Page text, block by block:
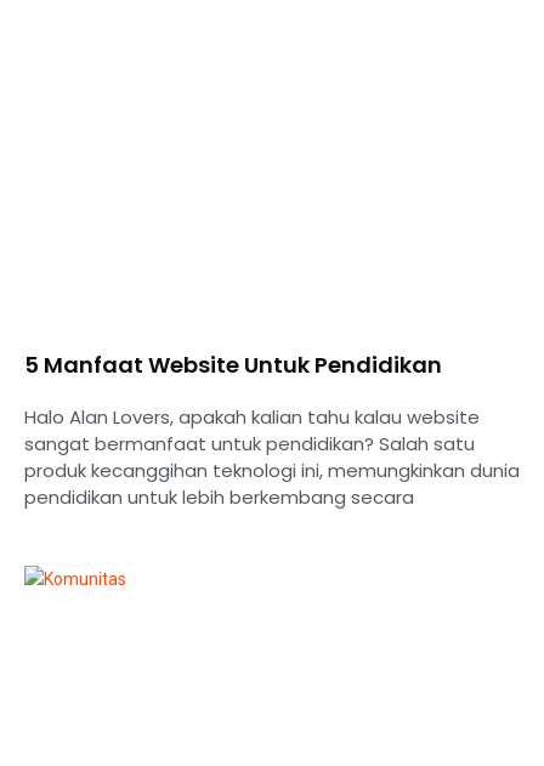
5 Manfaat Website Untuk Pendidikan
Halo Alan Lovers, apakah kalian tahu kalau website
sangat bermanfaat untuk pendidikan? Salah satu
produk kecanggihan teknologi ini, memungkinkan dunia
pendidikan untuk lebih berkembang secara